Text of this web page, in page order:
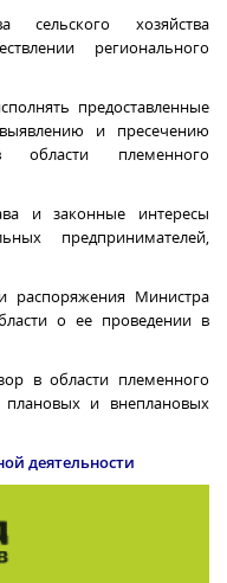
сельского хозяйства
регионального
предоставленные
и пресечению
области племенного
и законные интересы
предпринимателей,
распоряжения Министра
о ее проведении в
в области племенного
плановых и внеплановых
деятельности